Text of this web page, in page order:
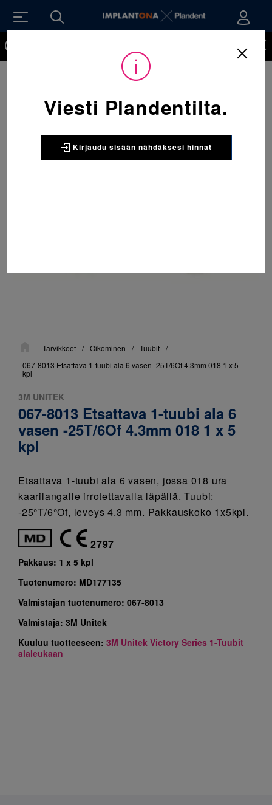
Sijainti:Tarvikkeet / Oikominen / Tuubit /
067-8013 Etsattava 1-tuubi ala 6 vasen -25T/6Of 4.3mm 018 1 x 5
kpl
3M UNITEK
067-8013 Etsattava 1-tuubi ala 6
vasen -25T/6Of 4.3mm 018 1 x 5
kpl
Etsattava 1-tuubi ala 6 vasen, jossa 018 ura
kaarilangalle irrotettavalla läpällä. Tuubi:
-25°T/6°Of, leveys 4.3 mm. Pakkauskoko 1x5kpl.
2797
Pakkaus: 1 x 5 kpl
Tuotenumero: MD177135
Valmistajan tuotenumero: 067-8013
Valmistaja: 3M Unitek
Kuuluu tuotteeseen: 3M Unitek Victory Series 1-Tuubit
alaleukaan
Viesti Plandentilta.
Kirjaudu sisään nähdäksesi hinnat